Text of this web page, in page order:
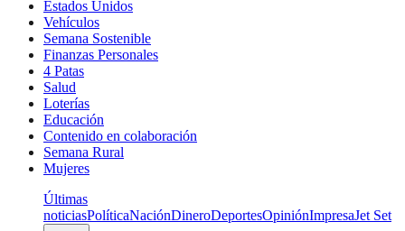
Estados Unidos
Vehículos
Semana Sostenible
Finanzas Personales
4 Patas
Salud
Loterías
Educación
Contenido en colaboración
Semana Rural
Mujeres
Últimas
noticiasPolíticaNaciónDineroDeportesOpiniónImpresaJet Set